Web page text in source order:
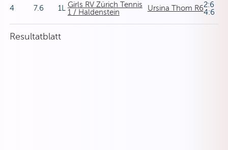
4 7.6 1LGirls RV Zürich Tennis
1 / Haldenstein
Ursina Thom R62:6
4:6
Resultatblatt